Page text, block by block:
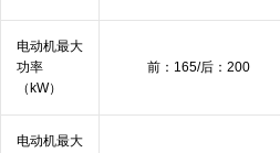
电动机最大
功率
（kW）
前：165/后：200
电动机最大